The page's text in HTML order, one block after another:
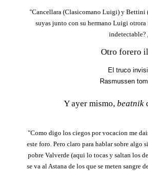
"Cancellara (Clasicomano Luigi) y Bettini
suyas junto con su hermano Luigi otrora
indetectable?
Otro forero
El truco
Rasmussen
Y ayer mismo,beatnik
"Como digo los ciegos por vocacion me
este foro. Pero claro para hablar sobre
pobre Valverde (aqui lo tocas y saltan los
se va al Astana de los que se meten sangre